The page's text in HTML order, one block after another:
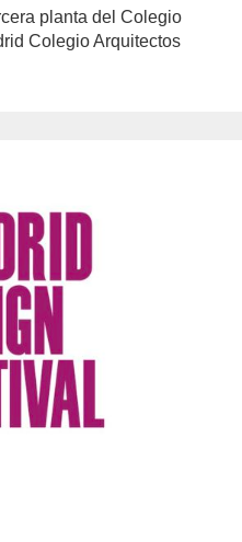
planta del Colegio
Colegio Arquitectos